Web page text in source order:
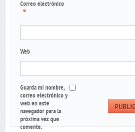
Correo electrónico
*
Web
Guarda mi nombre,
correo electrónico y
web en este
navegador para la
próxima vez que
comente.